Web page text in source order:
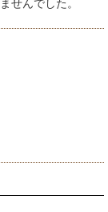
せんでした。